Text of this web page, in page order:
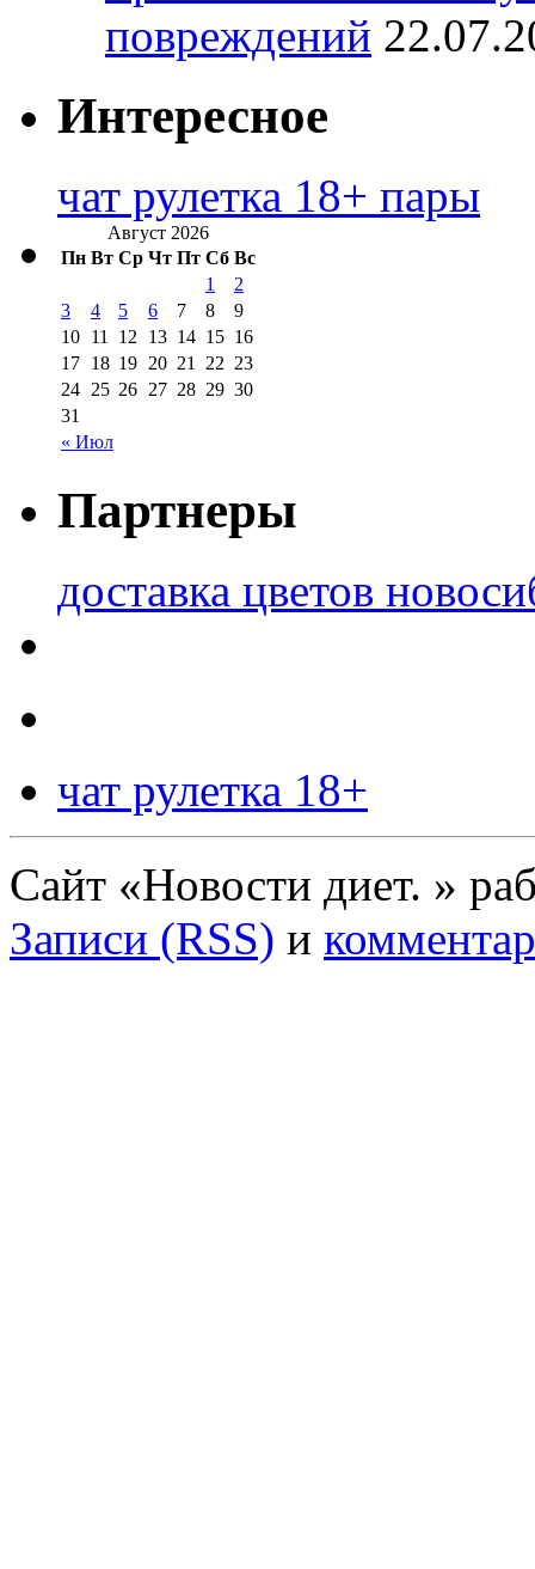
повреждений
Интересное
чат рулетка 18+ пары
Август 2026
Пн Вт Ср Чт Пт Сб Вс
« Июл
1
2
3
4 5 6 7 8
9
10 11 12 13 14 15 16
17 18 19 20 21 22 23
24 25 26 27 28 29 30
31
Партнеры
доставка цветов
чат рулетка 18+
Сайт «Новости диет. »
Записи (RSS) и